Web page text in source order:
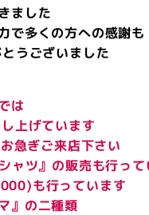
ました
で多くの方への感謝も
うございました
は
上げています
急ぎご来店下さい
ャツ』の販売も行って
も行っています
』の二種類